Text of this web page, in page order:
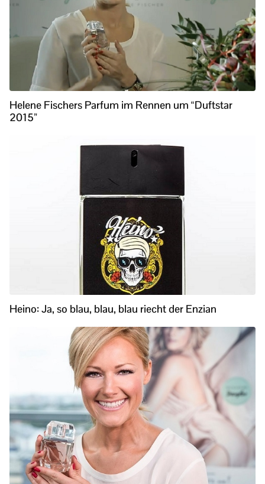
Helene Fischers Parfum im Rennen um “Duftstar
2015”
Heino: Ja, so blau, blau, blau riecht der Enzian